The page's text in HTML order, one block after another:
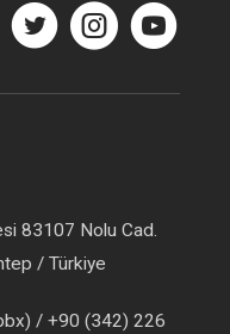
83107 Nolu Cad.
/ Türkiye
/ +90 (342) 226